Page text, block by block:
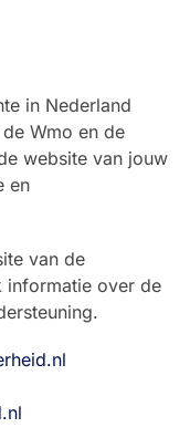
in Nederland
Wmo en de
website van jouw
en
van de
informatie over de